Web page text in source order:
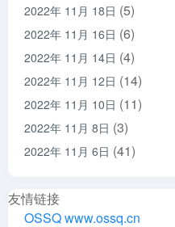
2022年 11月 18日 (5)
2022年 11月 16日 (6)
2022年 11月 14日 (4)
2022年 11月 12日 (14)
2022年 11月 10日 (11)
2022年 11月 8日 (3)
2022年 11月 6日 (41)
友情链接
OSSQ www.ossq.cn